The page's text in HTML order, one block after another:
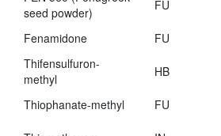
seed powder)
FU
Fenamidone FU
Thifensulfuron-
methyl
HB
Thiophanate-methyl FU